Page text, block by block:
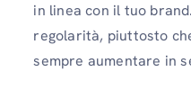
in linea con il tuo
regolarità, piuttosto
sempre aumentare in